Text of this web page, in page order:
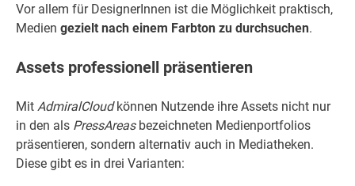
Vor allem für DesignerInnen ist die Möglichkeit praktisch,
Medien gezielt nach einem Farbton zu durchsuchen.
Assets professionell präsentieren
Mit AdmiralCloudkönnen Nutzende ihre Assets nicht nur
in den als PressAreasbezeichneten Medienportfolios
präsentieren, sondern alternativ auch in Mediatheken.
Diese gibt es in drei Varianten: